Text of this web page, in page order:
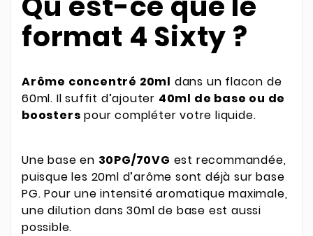
format 4 Sixty ?
Arôme concentré 20ml dans un flacon de
60ml. Il suffit d’ajouter 40ml de base ou de
boosters pour compléter votre liquide.
Une base en 30PG/70VG est recommandée,
puisque les 20ml d’arôme sont déjà sur base
PG. Pour une intensité aromatique maximale,
une dilution dans 30ml de base est aussi
possible.